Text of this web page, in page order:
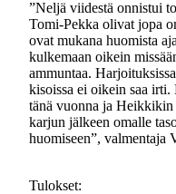
”Neljä viidestä onnistui
Tomi-Pekka olivat jopa
ovat mukana huomista
kulkemaan oikein
ammuntaa.
kisoissa ei oikein saa
tänä vuonna ja Heikkikin
karjun jälkeen omalle
huomiseen”, valmentaja
Tulokset: